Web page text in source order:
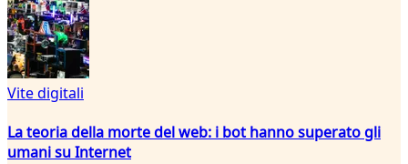
Vite digitali
La teoria della morte del web: i bot hanno superato gli
umani su Internet